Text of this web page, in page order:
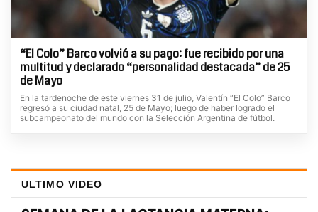
“El Colo” Barco volvió a su pago: fue recibido por una
multitud y declarado “personalidad destacada” de 25
de Mayo
En la tardenoche de este viernes 31 de julio, Valentín “El Colo” Barco
regresó a su ciudad natal, 25 de Mayo; luego de haber logrado el
subcampeonato del mundo con la Selección Argentina de fútbol.
ULTIMO VIDEO